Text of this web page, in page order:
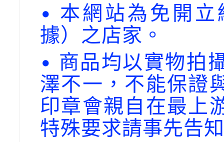
• 本網站為免開
據）之店家。
• 商品均以實物拍
澤不一，不能保證
印章會親自在最上
特殊要求請事先告